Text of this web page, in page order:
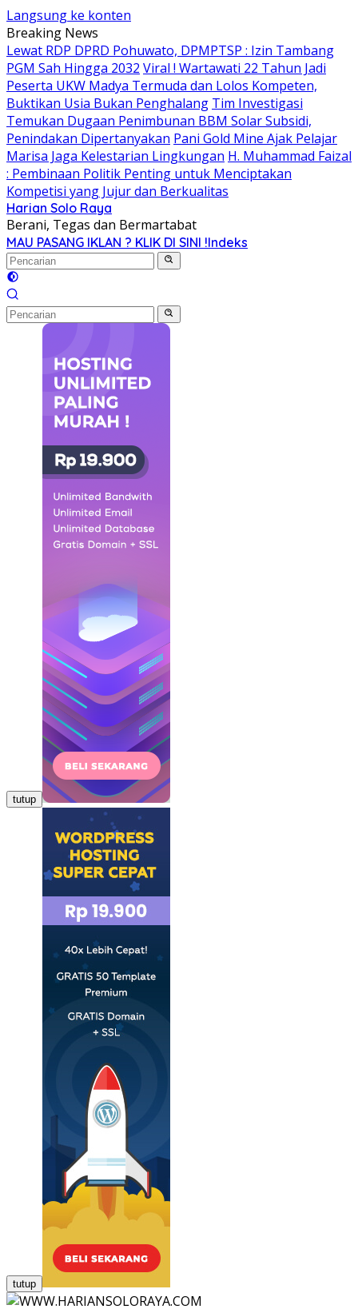
Langsung ke konten
Breaking News
Lewat RDP DPRD Pohuwato, DPMPTSP : Izin Tambang
PGM Sah Hingga 2032 Viral ! Wartawati 22 Tahun Jadi
Peserta UKW Madya Termuda dan Lolos Kompeten,
Buktikan Usia Bukan Penghalang Tim Investigasi
Temukan Dugaan Penimbunan BBM Solar Subsidi,
Penindakan Dipertanyakan Pani Gold Mine Ajak Pelajar
Marisa Jaga Kelestarian Lingkungan H. Muhammad Faizal
: Pembinaan Politik Penting untuk Menciptakan
Kompetisi yang Jujur dan Berkualitas
Harian Solo Raya
Berani, Tegas dan Bermartabat
MAU PASANG IKLAN ? KLIK DI SINI !Indeks
tutup
tutup